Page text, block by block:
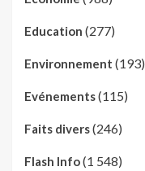
Education (277)
Environnement (193)
Evénements(115)
Faits divers(246)
Flash Info(1 548)